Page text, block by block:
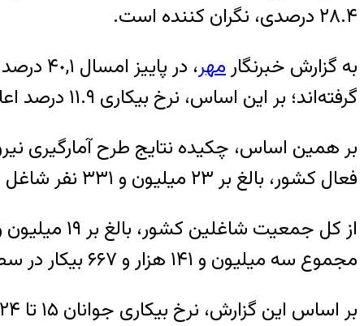
۲۸.۴ درصدی، نگران کننده است.
به گزارش خبرنگارمهر
گرفته‌اند؛ بر این اساس، نرخ بیکاری ۱۱.۹ درصد اعلام شد.
فعال کشور، بالغ بر ۲۳ میلیون و ۳۳۱ نفر شاغل و بیش از ۳ میلیون و ۱۴۱ هزار و ۶۰۰ نفر بیکار هستند.
مجموع سه میلیون و ۱۴۱ هزار و ۶۶۷ بیکار در سطح کشور، ۲ میلیون و ۱۴۲ هزار و ۵۲۲ نفر از مردان و ۹۹۹ هزار و ۱۴۵ نفر از جمعیت بانوان هستند.
بر اساس این گزارش، نرخ بیکاری جوانان ۱۵ تا ۲۴ سال در پاییز امسال با کاهش ۲ درصدی نسبت به پاییز ۹۵ به ۲۸.۴ درصد رسید.